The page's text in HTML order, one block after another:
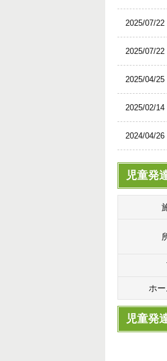
2025/07/22
2025/07/22
2025/04/25
2025/02/14
2024/04/26
児童発
ホ
児童発